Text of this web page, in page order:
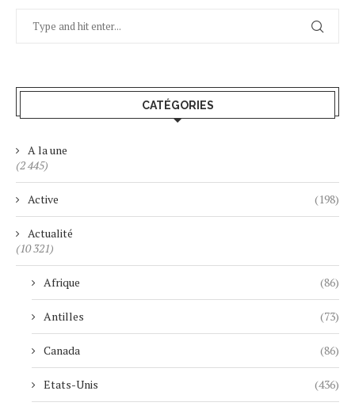
CATÉGORIES
A la une
(2 445)
Active (198)
Actualité
(10 321)
Afrique (86)
Antilles (73)
Canada (86)
Etats-Unis (436)